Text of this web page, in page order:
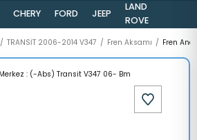
CHERY FORD JEEP
LAND
ROVER
TRANSİT 2006-2014 V347 Fren Aksamı Fren